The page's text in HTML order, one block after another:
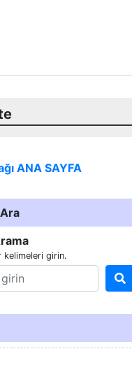
ANA SAYFA
kelimeleri girin.